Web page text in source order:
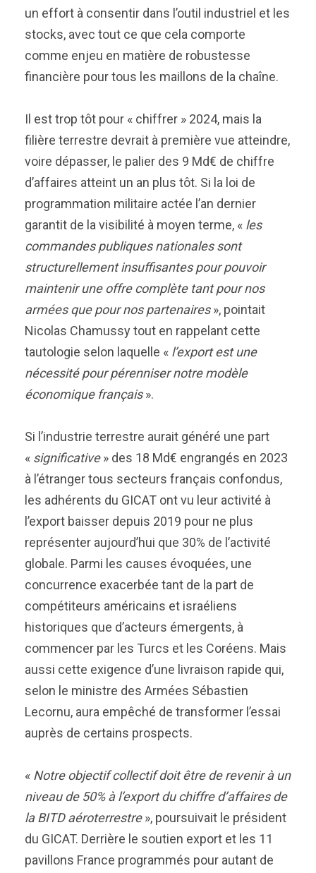
un effort à consentir dans l’outil industriel et les
stocks, avec tout ce que cela comporte
comme enjeu en matière de robustesse
financière pour tous les maillons de la chaîne.
Il est trop tôt pour « chiffrer » 2024, mais la
filière terrestre devrait à première vue atteindre,
voire dépasser, le palier des 9 Md€ de chiffre
d’affaires atteint un an plus tôt. Si la loi de
programmation militaire actée l’an dernier
garantit de la visibilité à moyen terme, « les
commandes publiques nationales sont
structurellement insuffisantes pour pouvoir
maintenir une offre complète tant pour nos
armées que pour nos partenaires», pointait
Nicolas Chamussy tout en rappelant cette
tautologie selon laquelle « l’export est une
nécessité pour pérenniser notre modèle
économique français».
Si l’industrie terrestre aurait généré une part
« significative» des 18 Md€ engrangés en 2023
à l’étranger tous secteurs français confondus,
les adhérents du GICAT ont vu leur activité à
l’export baisser depuis 2019 pour ne plus
représenter aujourd’hui que 30% de l’activité
globale. Parmi les causes évoquées, une
concurrence exacerbée tant de la part de
compétiteurs américains et israéliens
historiques que d’acteurs émergents, à
commencer par les Turcs et les Coréens. Mais
aussi cette exigence d’une livraison rapide qui,
selon le ministre des Armées Sébastien
Lecornu, aura empêché de transformer l’essai
auprès de certains prospects.
« Notre objectif collectif doit être de revenir à un
niveau de 50% à l’export du chiffre d’affaires de
la BITD aéroterrestre», poursuivait le président
du GICAT. Derrière le soutien export et les 11
pavillons France programmés pour autant de